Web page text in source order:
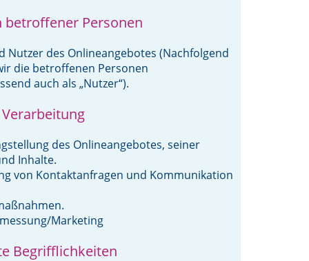
betroffener Personen
Nutzer des Onlineangebotes (Nachfolgend
die betroffenen Personen
auch als „Nutzer“).
des Onlineangebotes, seiner
Inhalte.
von Kontaktanfragen und Kommunikation
Marketing
Begrifflichkeiten